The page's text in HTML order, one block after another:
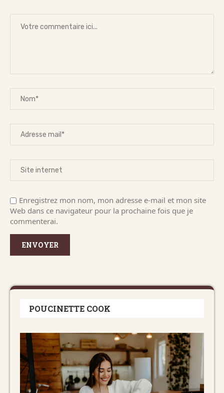
Enregistrez mon nom, mon adresse e-mail et mon site
Web dans ce navigateur pour la prochaine fois que je
commenterai.
POUCINETTE COOK